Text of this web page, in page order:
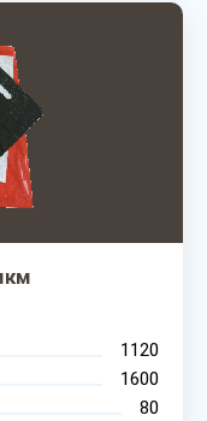
1120
1600
80